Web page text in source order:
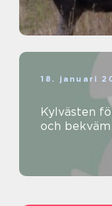
18. januari
Kylvästen
och bekväm